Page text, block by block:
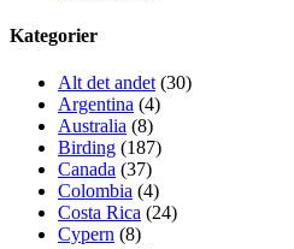
Kategorier
Alt det andet (30)
Argentina (4)
Australia (8)
Birding (187)
Canada (37)
Colombia (4)
Costa Rica (24)
Cypern (8)